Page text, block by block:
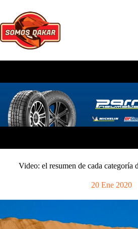
contenido
Video: el resumen de cada categoría
20 Ene 2020